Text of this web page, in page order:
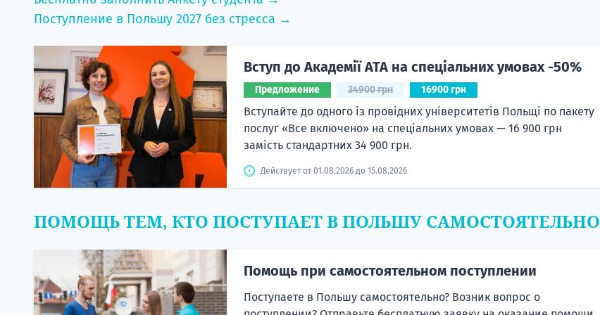
Поступление в Польшу 2027 без стресса →
Вступ до Академії ATA на спеціальних умовах -50%
Предложение 34900 грн 16900 грн
Вступайте до одного із провідних університетів Польщі по пакету
послуг «Все включено» на спеціальних умовах — 16 900 грн
замість стандартних 34 900 грн.
Действует от 01.08.2026 до 15.08.2026
ПОМОЩЬ ТЕМ, КТО ПОСТУПАЕТ В ПОЛЬШУ САМОСТОЯТЕЛЬНО
Помощь при самостоятельном поступлении
Поступаете в Польшу самостоятельно? Возник вопрос о